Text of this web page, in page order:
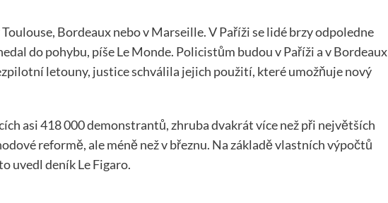
Bordeaux nebo v Marseille. V Paříži se lidé brzy odpoledne
do pohybu, píše Le Monde. Policistům budou v Paříži a v Bordeaux
letouny, justice schválila jejich použití, které umožňuje nový
asi 418 000 demonstrantů, zhruba dvakrát více než při největších
reformě, ale méně než v březnu. Na základě vlastních výpočtů
uvedl deník Le Figaro.